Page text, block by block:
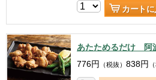
カート
あたためるだけ 阿
776円 （税抜） 838円